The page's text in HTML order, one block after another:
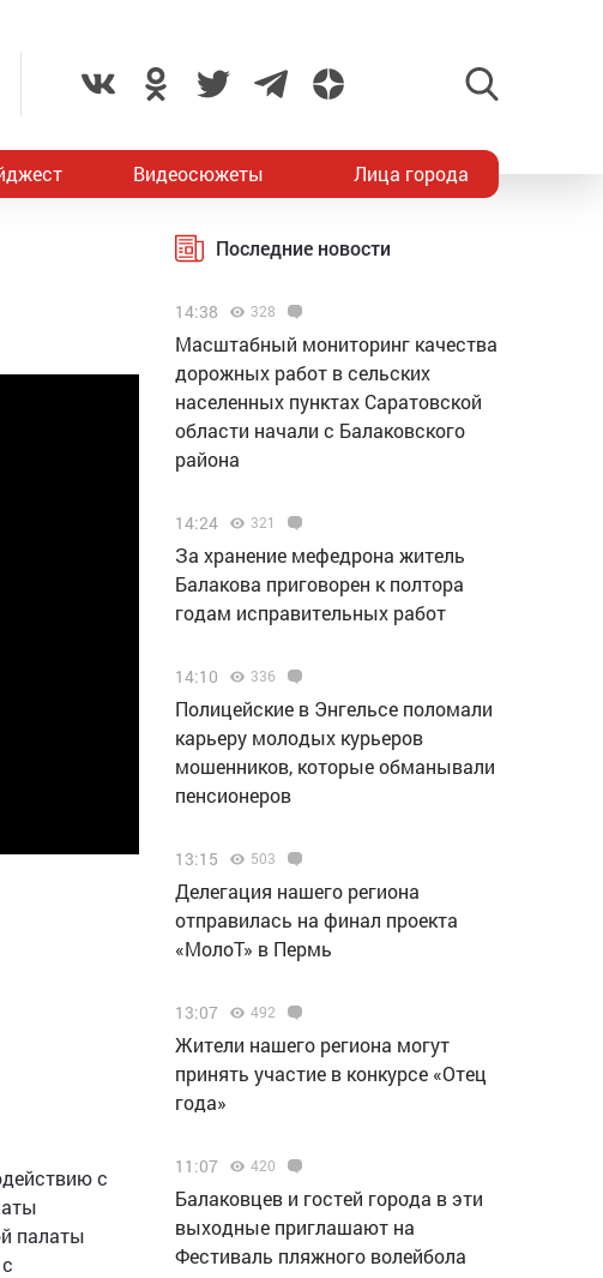
Видеосюжеты Лица города
с
палаты
Последние новости
14:38 328
Масштабный мониторинг качества
дорожных работ в сельских
населенных пунктах Саратовской
области начали с Балаковского
района
14:24 321
За хранение мефедрона житель
Балакова приговорен к полтора
годам исправительных работ
14:10 336
Полицейские в Энгельсе поломали
карьеру молодых курьеров
мошенников, которые обманывали
пенсионеров
13:15 503
Делегация нашего региона
отправилась на финал проекта
«МолоТ» в Пермь
13:07 492
Жители нашего региона могут
принять участие в конкурсе «Отец
года»
11:07 420
Балаковцев и гостей города в эти
выходные приглашают на
Фестиваль пляжного волейбола